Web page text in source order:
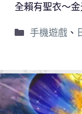
全賴有聖衣～
手機遊戲、